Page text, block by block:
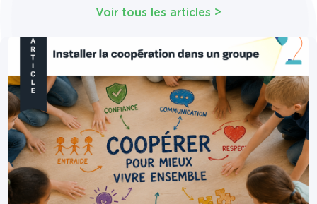
Voir tous les articles >